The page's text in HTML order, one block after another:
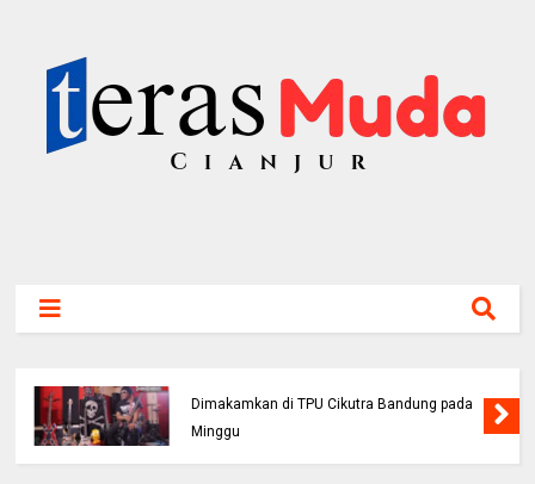
Dimakamkan di TPU Cikutra Bandung pada
Minggu